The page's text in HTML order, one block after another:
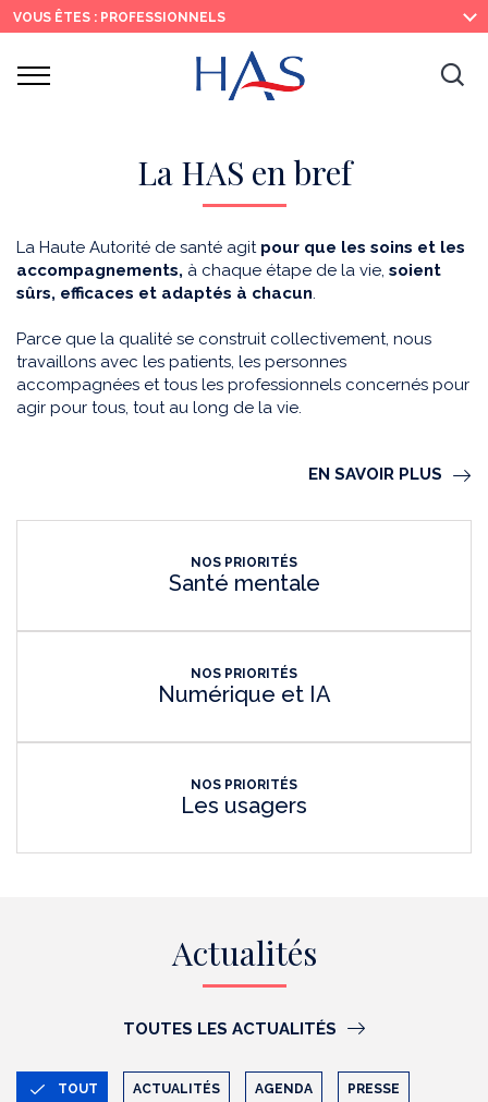
Recherche
Menu
principal
Contenu
principal
VOUS ÊTES : PROFESSIONNELS
Ouvrir
La HAS en bref
La Haute Autorité de santé agit pour que les soins et les
accompagnements, à chaque étape de la vie, soient
sûrs, efficaces et adaptés à chacun.
Parce que la qualité se construit collectivement, nous
travaillons avec les patients, les personnes
accompagnées et tous les professionnels concernés pour
agir pour tous, tout au long de la vie.
EN SAVOIR PLUS
NOS PRIORITÉS
Santé mentale
NOS PRIORITÉS
Numérique et IA
NOS PRIORITÉS
Les usagers
Actualités
TOUTES LES ACTUALITÉS
TOUT ACTUALITÉS AGENDA PRESSE